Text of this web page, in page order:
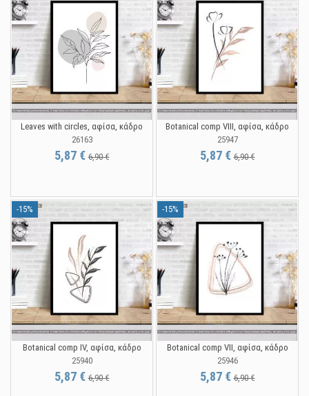
Leaves with circles, αφίσα, κάδρο
26163
5,87 €6,90 €
Botanical comp VIΙI, αφίσα, κάδρο
25947
5,87 €6,90 €
-15%
Botanical comp IV, αφίσα, κάδρο
25940
5,87 €6,90 €
-15%
Botanical comp VΙI, αφίσα, κάδρο
25946
5,87 €6,90 €